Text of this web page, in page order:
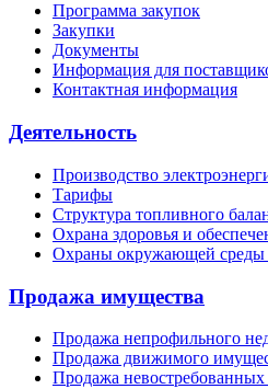
Программа закупок
Закупки
Документы
Информация для
Контактная информация
Деятельность
Производство
Тарифы
Структура топливного
Охрана здоровья и
Охраны окружающей среды
Продажа имущества
Продажа непрофильного
Продажа движимого
Продажа